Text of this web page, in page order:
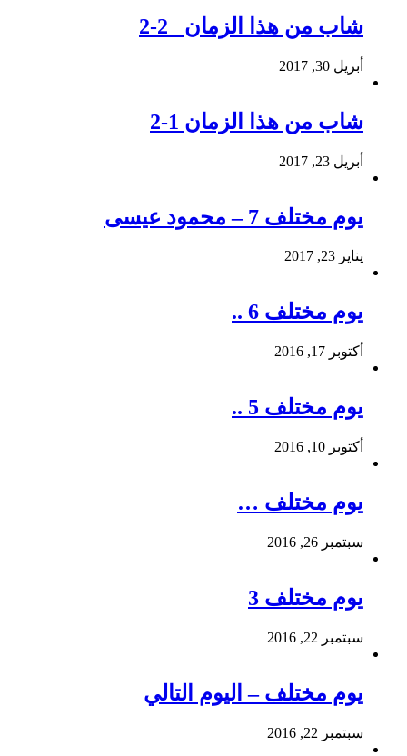
شاب من هذا الزمان 2-2
أبريل 30, 2017
شاب من هذا الزمان 1-2
أبريل 23, 2017
يوم مختلف 7 – محمود عيسى
يناير 23, 2017
يوم مختلف 6 ..
أكتوبر 17, 2016
يوم مختلف 5 ..
أكتوبر 10, 2016
يوم مختلف …
سبتمبر 26, 2016
يوم مختلف 3
سبتمبر 22, 2016
يوم مختلف – اليوم التالي
سبتمبر 22, 2016